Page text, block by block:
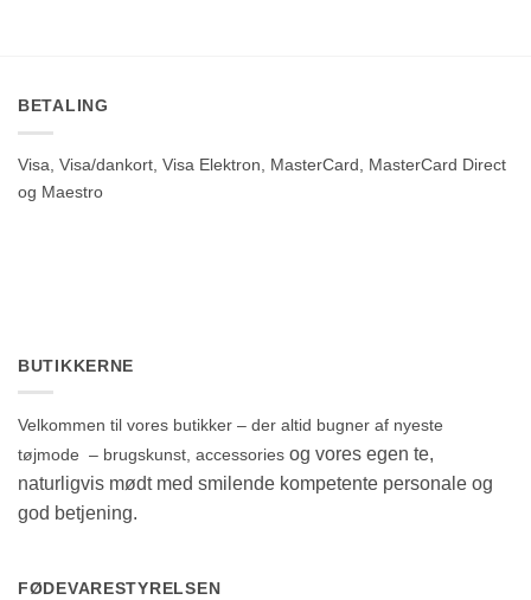
BETALING
Visa, Visa/dankort, Visa Elektron, MasterCard, MasterCard Direct
og Maestro
BUTIKKERNE
Velkommen til vores butikker – der altid bugner af nyeste
tøjmode – brugskunst, accessories og vores egen te,
naturligvis mødt med smilende kompetente personale og
god betjening.
FØDEVARESTYRELSEN